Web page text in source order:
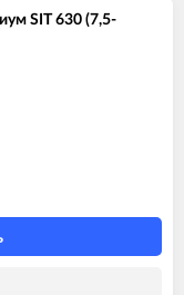
SIT 630 (7,5-